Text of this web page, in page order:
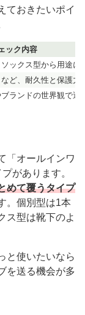
ておきたいポイ
ック内容
ックス型から用途に
ど、耐久性と保護力
ランドの世界観で選
「オールインワ
があります。
めて覆うタイプ
。個別型は1本
ス型は靴下のよ
と使いたいなら
を送る機会が多